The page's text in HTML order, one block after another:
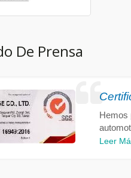
De Prensa
Hemos
Leer